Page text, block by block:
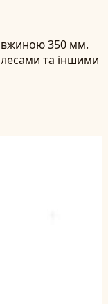
350 мм.
та іншими